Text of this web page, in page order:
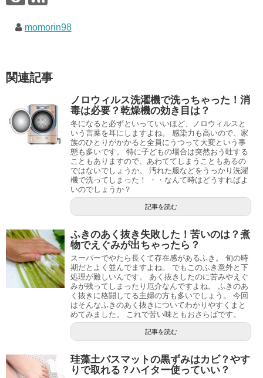
momorin98
関連記事
ノロウィルス洗濯機で洗っちゃった！消
毒は必要？乾燥機の効き目は？
冬になると必ずといっていいほど、ノロウィルスと
いう言葉を耳にしますよね。 感染力も高いので、家
族のひとりがかかると全員にうつって大変という事
態も多いです。 特に子どもの場合は突然おう吐する
こともありますので、あわててしまうこともあるの
ではないでしょうか。 汚れた服などをうっかり洗濯
機で洗ってしまった！ ・・なんて時はどうすればよ
いのでしょうか？
記事を読む
ふきのあく抜き失敗した！苦いのは？煮
物でえぐみが出ちゃったら？
スーパーでやたら長くて存在感があるふき。 旬の時
期だとよく並んでますよね。 でもこのふき意外と下
処理が難しいんです。 あく抜きしたのに苦みやえぐ
みが残ってしまったり厄介なんですよね。 ふきのあ
く抜きに格闘してる主婦の方も多いでしょう。 今回
はそんなふきのあく抜きについてわかりやすくまと
めてみました。 これで苦い味ともおさらばです。
記事を読む
珪藻土バスマットの黒ずみはカビ？やす
りで取れる？ハイター使っていい？